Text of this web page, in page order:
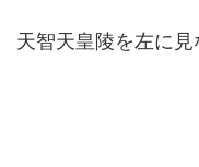
天智天皇陵を左に見